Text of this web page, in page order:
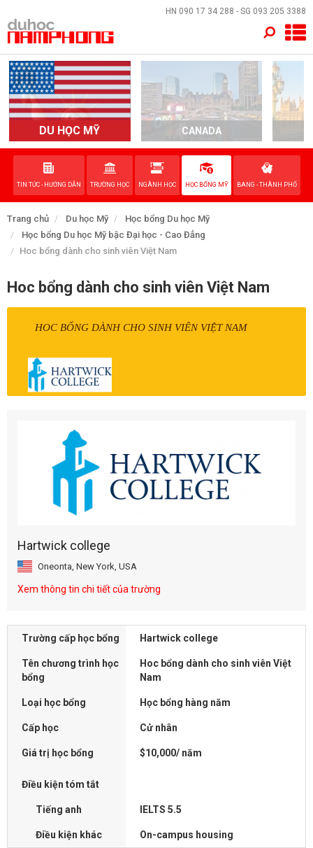
HN 090 17 34 288 - SG 093 205 3388
DU HỌC MỸ CANADA
TIN TỨC - HƯỚNG DẪN TRƯỜNG HỌC NGÀNH HỌC HỌC BỔNG MỸ BANG - THÀNH PHỐ
Trang chủ Du học Mỹ
Học bổng Du học Mỹ
Học bổng Du học Mỹ bậc Đại học - Cao Đẳng
Hoc bổng dành cho sinh viên Việt Nam
Hoc bổng dành cho sinh viên Việt Nam
HOC BỔNG DÀNH CHO SINH VIÊN VIỆT NAM
Hartwick college
Oneonta, New York, USA
Xem thông tin chi tiết của trường
Trường cấp học bổng Hartwick college
Tên chương trình học
bổng
Hoc bổng dành cho sinh viên Việt
Nam
Loại học bổng Học bổng hàng năm
Cấp học Cử nhân
Giá trị học bổng $10,000/ năm
Điều kiện tóm tắt
Tiếng anh IELTS 5.5
Điều kiện khác On-campus housing
×
TRANG CHỦ
QUỐC GIA
EVENTS
DỊCH VỤ
VỀ NAM PHONG
LIÊN HỆ